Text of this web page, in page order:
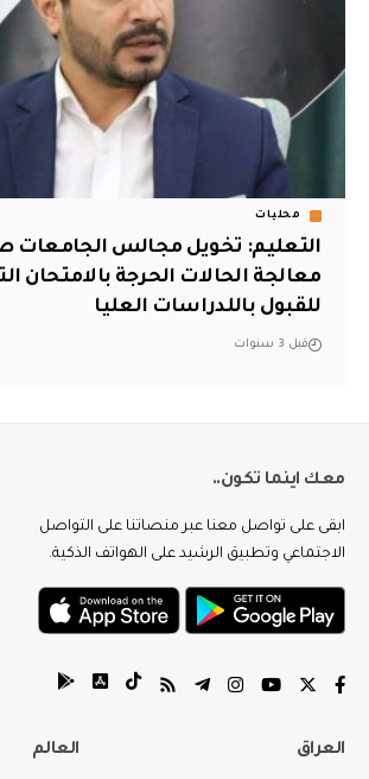
محليات
التعليم: تخويل مجالس الجامعات
معالجة الحالات الحرجة بالامتحان
للقبول باللدراسات العليا
قبل 3 سنوات
معك اينما تكون..
ابقى على تواصل معنا عبر منصاتنا على التواصل
الاجتماعي وتطبيق الرشيد على الهواتف الذكية.
العراق العالم